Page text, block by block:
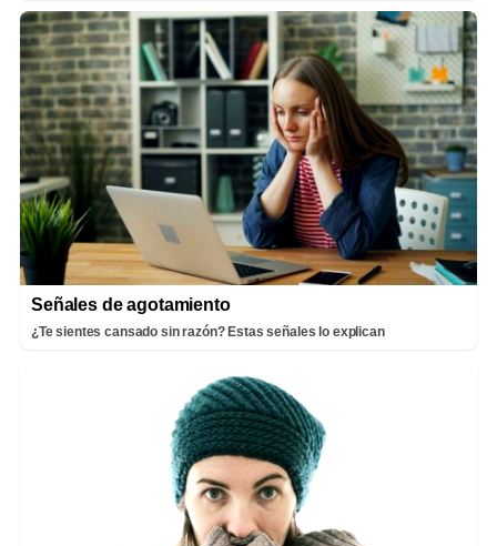
Señales de agotamiento
¿Te sientes cansado sin razón? Estas señales lo explican